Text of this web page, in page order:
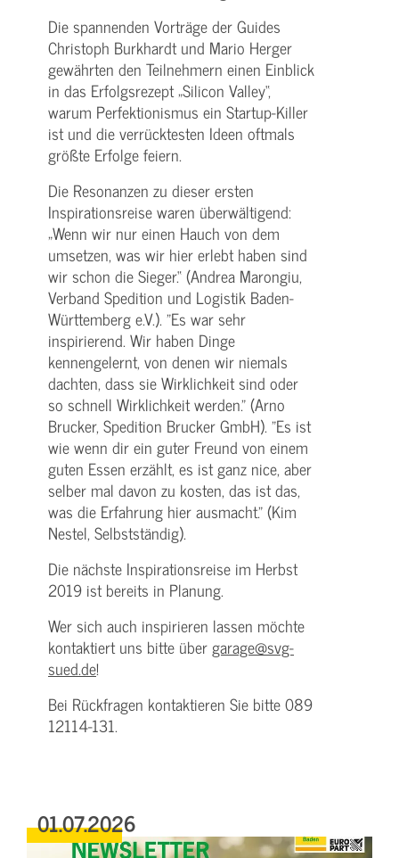
Die spannenden Vorträge der Guides
Christoph Burkhardt und Mario Herger
gewährten den Teilnehmern einen Einblick
in das Erfolgsrezept „Silicon Valley“,
warum Perfektionismus ein Startup-Killer
ist und die verrücktesten Ideen oftmals
größte Erfolge feiern.
Die Resonanzen zu dieser ersten
Inspirationsreise waren überwältigend:
„Wenn wir nur einen Hauch von dem
umsetzen, was wir hier erlebt haben sind
wir schon die Sieger.“ (Andrea Marongiu,
Verband Spedition und Logistik Baden-
Württemberg e.V.). "Es war sehr
inspirierend. Wir haben Dinge
kennengelernt, von denen wir niemals
dachten, dass sie Wirklichkeit sind oder
so schnell Wirklichkeit werden." (Arno
Brucker, Spedition Brucker GmbH). "Es ist
wie wenn dir ein guter Freund von einem
guten Essen erzählt, es ist ganz nice, aber
selber mal davon zu kosten, das ist das,
was die Erfahrung hier ausmacht." (Kim
Nestel, Selbstständig).
Die nächste Inspirationsreise im Herbst
2019 ist bereits in Planung.
Wer sich auch inspirieren lassen möchte
kontaktiert uns bitte übergarage@svg-
sued.de!
Bei Rückfragen kontaktieren Sie bitte 089
12114-131.
01.07.2026